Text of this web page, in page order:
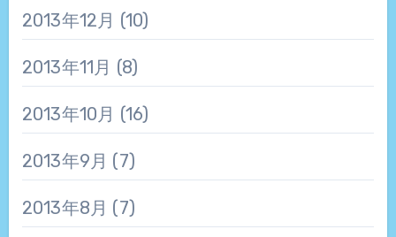
2013年12月 (10)
2013年11月 (8)
2013年10月 (16)
2013年9月 (7)
2013年8月 (7)